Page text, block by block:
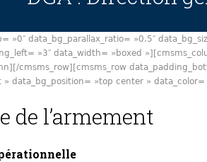
»0″ data_bg_parallax_ratio= »0.5″
»3″ data_width= »boxed
cmsms_row][cmsms_row
data_bg_position= »top center »
de l’armement